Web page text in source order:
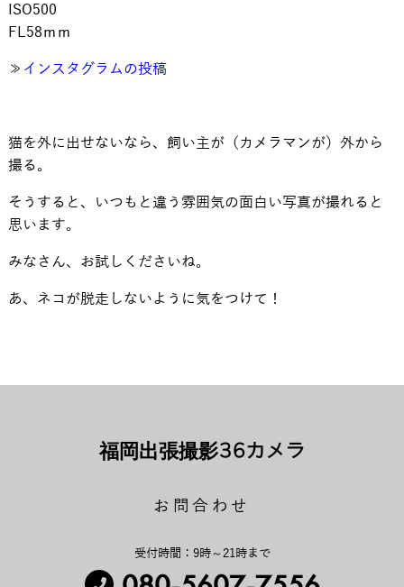
ISO500
FL58ｍｍ
≫ インスタグラムの投稿
猫を外に出せないなら、飼い主が（カメラマンが）外から
撮る。
そうすると、いつもと違う雰囲気の面白い写真が撮れると
思います。
みなさん、お試しくださいね。
あ、ネコが脱走しないように気をつけて！
福岡出張撮影36カメラ
お問合わせ
受付時間：9時～21時まで